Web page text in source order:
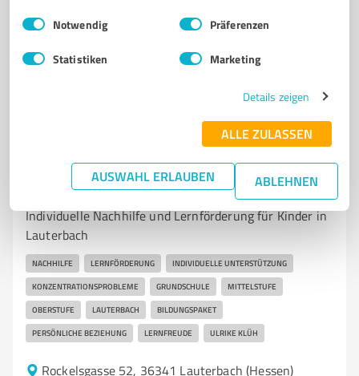
Impressum Datenschutzbestimmungen
Einwilligungsauswahl
Notwendig Präferenzen
Statistiken Marketing
Details zeigen
ALLE ZULASSEN
AUSWAHL ERLAUBEN ABLEHNEN
Sie möchten auch hier gelistet werden?
Bildung, Ausbildung & Weiterbildung
Lernkids Ulrike Klüh
Individuelle Nachhilfe und Lernförderung für Kinder in
Lauterbach
NACHHILFE LERNFÖRDERUNG INDIVIDUELLE UNTERSTÜTZUNG
KONZENTRATIONSPROBLEME GRUNDSCHULE MITTELSTUFE
OBERSTUFE LAUTERBACH BILDUNGSPAKET
PERSÖNLICHE BEZIEHUNG LERNFREUDE ULRIKE KLÜH
Rockelsgasse 52, 36341 Lauterbach (Hessen)